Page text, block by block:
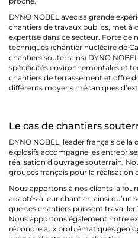
DYNO NOBEL avec sa grande
chantiers de travaux publics, met à
expertise dans ce secteur. Forte de
techniques (chantier nucléaire de
chantiers souterrains) DYNO
spécificités environnementales et
chantiers de terrassement et offre
différents moyens mécaniques
Le cas de chantiers
DYNO NOBEL, leader français de
explosifs accompagne les
réalisation d’ouvrage souterrain.
groupes français pour la réalisation
Nous apportons à nos clients la
adaptés à leur chantier, ainsi qu’un
que ces chantiers puissent travailler
Nous apportons également notre
répondre aux problématiques